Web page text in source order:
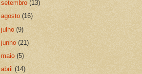
setembro(13)
agosto(16)
julho(9)
junho(21)
maio(5)
abril(14)